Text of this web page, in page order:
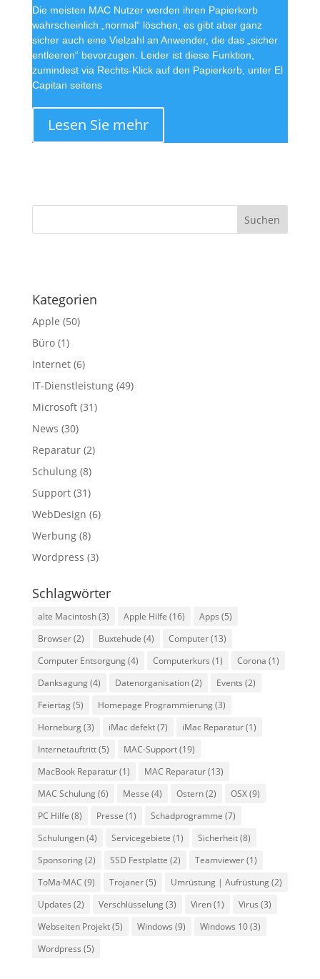
Die meisten MAC Nutzer werden ihren Papierkorb
wahrscheinlich „normal“ löschen, es gibt aber ganz
sicher auch eine Vielzahl an Anwender, die das „sicher
entleeren“ bevorzugen. Leider ist diese Funktion,
zumindest via Rechts-Klick auf den Papierkorb, unter El
Capitan seitens
Lesen Sie mehr
Kategorien
Apple (50)
Büro(1)
Internet(6)
IT-Dienstleistung(49)
Microsoft(31)
News (30)
Reparatur(2)
Schulung(8)
Support(31)
WebDesign (6)
Werbung(8)
Wordpress (3)
Schlagwörter
alte Macintosh(3) Apple Hilfe (16) Apps (5)
Browser(2) Buxtehude (4) Computer(13)
Computer Entsorgung(4) Computerkurs (1) Corona (1)
Danksagung(4) Datenorganisation(2) Events (2)
Feiertag(5) Homepage Programmierung(3)
Horneburg(3) iMac defekt(7) iMac Reparatur(1)
Internetauftritt(5) MAC-Support(19)
MacBook Reparatur(1) MAC Reparatur(13)
MAC Schulung(6) Messe (4) Ostern(2) OSX(9)
PC Hilfe (8) Presse (1) Schadprogramme (7)
Schulungen(4) Servicegebiete (1) Sicherheit(8)
Sponsoring(2) SSD Festplatte (2) Teamviewer(1)
ToMa·MAC (9) Trojaner(5) Umrüstung | Aufrüstung(2)
Updates (2) Verschlüsselung(3) Viren(1) Virus (3)
Webseiten Projekt(5) Windows (9) Windows 10(3)
Wordpress (5)